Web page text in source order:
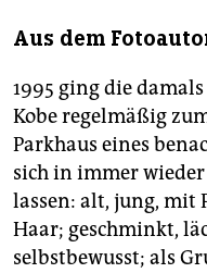
Aus dem
1995 ging die
Kobe regelmäßig
Parkhaus eines
sich in immer
lassen: alt, jung, mit
Haar; geschminkt,
selbstbewusst; als